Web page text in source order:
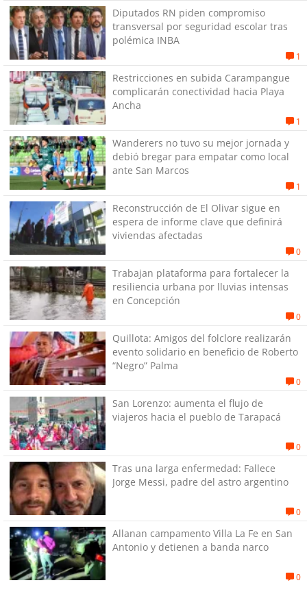
Diputados RN piden compromiso
transversal por seguridad escolar tras
polémica INBA
1
Restricciones en subida Carampangue
complicarán conectividad hacia Playa
Ancha
1
Wanderers no tuvo su mejor jornada y
debió bregar para empatar como local
ante San Marcos
1
Reconstrucción de El Olivar sigue en
espera de informe clave que definirá
viviendas afectadas
0
Trabajan plataforma para fortalecer la
resiliencia urbana por lluvias intensas
en Concepción
0
Quillota: Amigos del folclore realizarán
evento solidario en beneficio de Roberto
“Negro” Palma
0
San Lorenzo: aumenta el flujo de
viajeros hacia el pueblo de Tarapacá
0
Tras una larga enfermedad: Fallece
Jorge Messi, padre del astro argentino
0
Allanan campamento Villa La Fe en San
Antonio y detienen a banda narco
0